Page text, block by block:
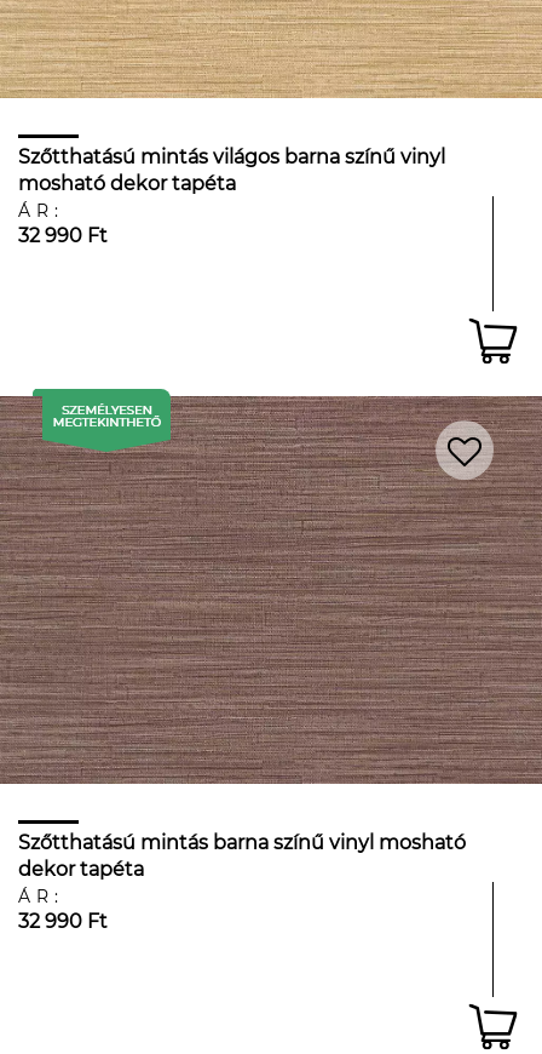
Szőtthatású mintás világos barna színű vinyl
mosható dekor tapéta
ÁR:
32 990 Ft
Szőtthatású mintás barna színű vinyl mosható
dekor tapéta
ÁR:
32 990 Ft